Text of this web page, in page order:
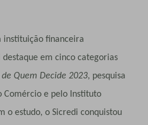
financeira
em cinco categorias
Quem Decide 2023, pesquisa
Comércio e pelo Instituto
o estudo, o Sicredi conquistou